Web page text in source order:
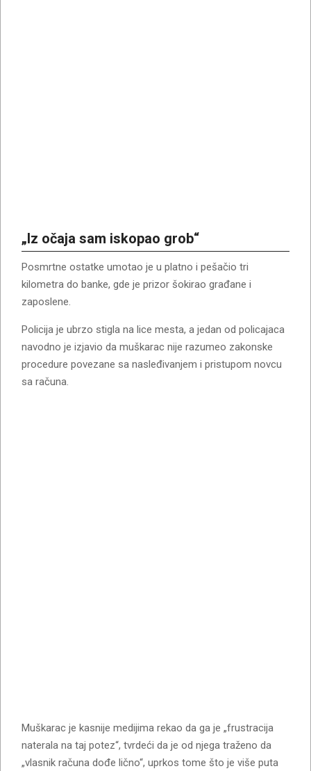
„Iz očaja sam iskopao grob“
Posmrtne ostatke umotao je u platno i pešačio tri
kilometra do banke, gde je prizor šokirao građane i
zaposlene.
Policija je ubrzo stigla na lice mesta, a jedan od policajaca
navodno je izjavio da muškarac nije razumeo zakonske
procedure povezane sa nasleđivanjem i pristupom novcu
sa računa.
Muškarac je kasnije medijima rekao da ga je „frustracija
naterala na taj potez“, tvrdeći da je od njega traženo da
„vlasnik računa dođe lično“, uprkos tome što je više puta